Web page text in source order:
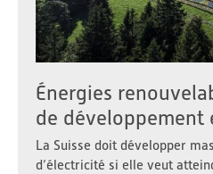
Énergies
de développement
La Suisse doit développer
d’électricité si elle veut